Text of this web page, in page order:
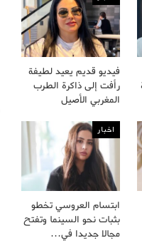
فيديو قديم يعيد لطيفة
رأفت إلى ذاكرة الطرب
المغربي الأصيل
اخبار
ابتسام العروسي تخطو
بثبات نحو السينما وتفتح
مجالا جديدا في…